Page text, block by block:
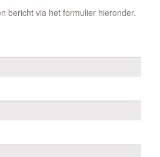
bericht via het formulier hieronder.